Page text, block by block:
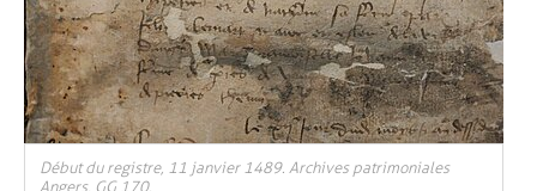
Début du registre, 11 janvier 1489. Archives patrimoniales
Angers, GG 170.